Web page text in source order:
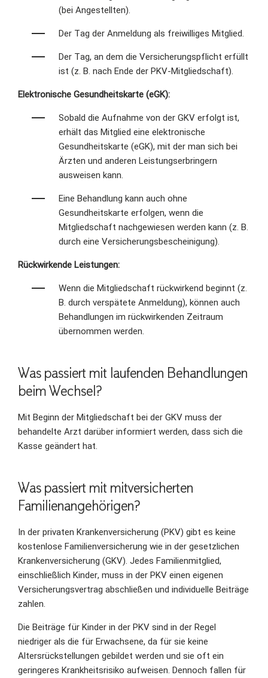
(bei Angestellten).
Der Tag der Anmeldung als freiwilliges Mitglied.
Der Tag, an dem die Versicherungspflicht erfüllt
ist (z. B. nach Ende der PKV-Mitgliedschaft).
Elektronische Gesundheitskarte (eGK):
Sobald die Aufnahme von der GKV erfolgt ist,
erhält das Mitglied eine elektronische
Gesundheitskarte (eGK), mit der man sich bei
Ärzten und anderen Leistungserbringern
ausweisen kann.
Eine Behandlung kann auch ohne
Gesundheitskarte erfolgen, wenn die
Mitgliedschaft nachgewiesen werden kann (z. B.
durch eine Versicherungsbescheinigung).
Rückwirkende Leistungen:
Wenn die Mitgliedschaft rückwirkend beginnt (z.
B. durch verspätete Anmeldung), können auch
Behandlungen im rückwirkenden Zeitraum
übernommen werden.
Was passiert mit laufenden Behandlungen
beim Wechsel?
Mit Beginn der Mitgliedschaft bei der GKV muss der
behandelte Arzt darüber informiert werden, dass sich die
Kasse geändert hat.
Was passiert mit mitversicherten
Familienangehörigen?
In der privaten Krankenversicherung (PKV) gibt es keine
kostenlose Familienversicherung wie in der gesetzlichen
Krankenversicherung (GKV). Jedes Familienmitglied,
einschließlich Kinder, muss in der PKV einen eigenen
Versicherungsvertrag abschließen und individuelle Beiträge
zahlen.
Die Beiträge für Kinder in der PKV sind in der Regel
niedriger als die für Erwachsene, da für sie keine
Altersrückstellungen gebildet werden und sie oft ein
geringeres Krankheitsrisiko aufweisen. Dennoch fallen für